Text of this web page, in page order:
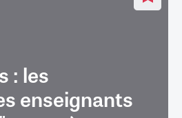
: les
enseignants